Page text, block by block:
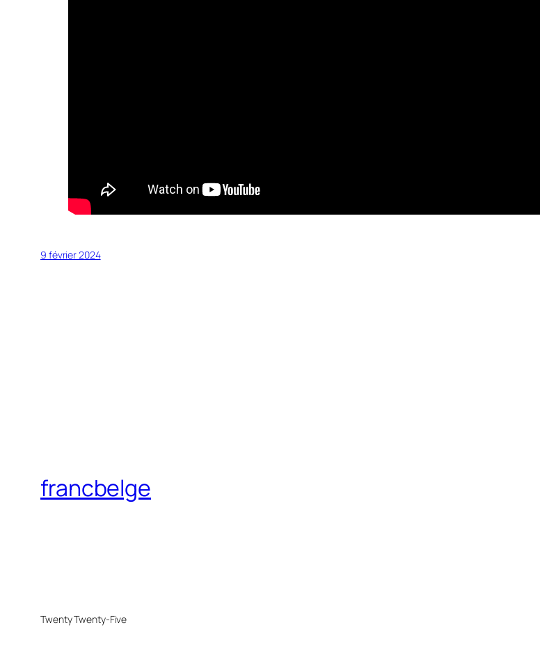
9 février 2024
francbelge
Twenty Twenty-Five